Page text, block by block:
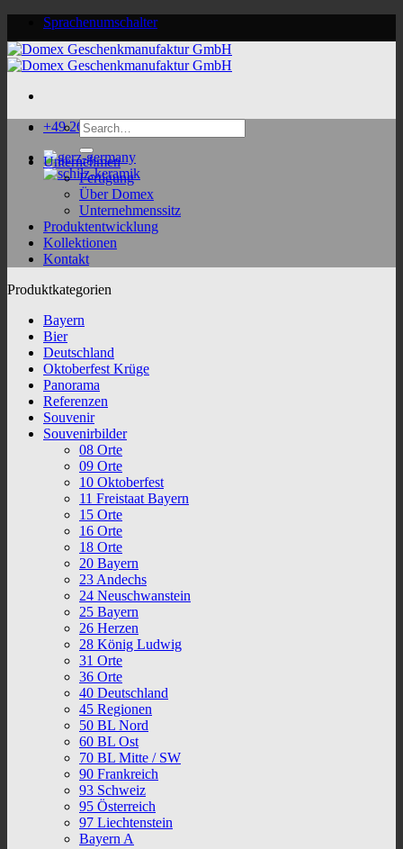
content
Sprachenumschalter
+49 2624 9188 0
Search
for:
Unternehmen
Fertigung
Über Domex
Unternehmenssitz
Produktentwicklung
Kollektionen
Kontakt
Produktkategorien
Bayern
Bier
Deutschland
Oktoberfest Krüge
Panorama
Referenzen
Souvenir
Souvenirbilder
08 Orte
09 Orte
10 Oktoberfest
11 Freistaat Bayern
15 Orte
16 Orte
18 Orte
20 Bayern
23 Andechs
24 Neuschwanstein
25 Bayern
26 Herzen
28 König Ludwig
31 Orte
36 Orte
40 Deutschland
45 Regionen
50 BL Nord
60 BL Ost
70 BL Mitte / SW
90 Frankreich
93 Schweiz
95 Österreich
97 Liechtenstein
Bayern A